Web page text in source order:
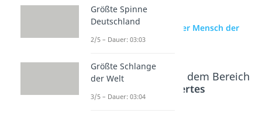
zur Videoseite: Kleinster Mensch der
Welt
Beliebte Inhalte aus dem Bereich
Wissenswertes
Größte Spinne
Deutschland
2/5 – Dauer: 03:03
Größte Schlange
der Welt
3/5 – Dauer: 03:04